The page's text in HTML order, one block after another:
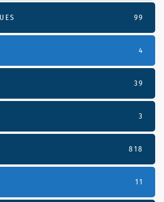
99
4
39
3
818
11